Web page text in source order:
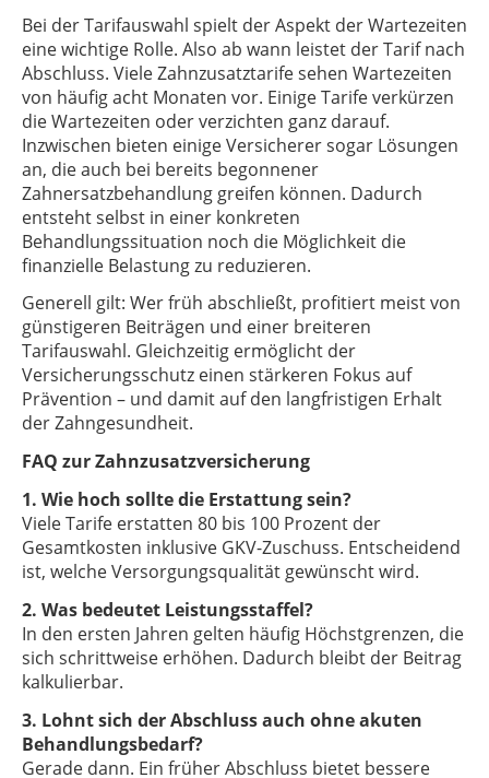
Bei der Tarifauswahl spielt der Aspekt der Wartezeiten
eine wichtige Rolle. Also ab wann leistet der Tarif nach
Abschluss. Viele Zahnzusatztarife sehen Wartezeiten
von häufig acht Monaten vor. Einige Tarife verkürzen
die Wartezeiten oder verzichten ganz darauf.
Inzwischen bieten einige Versicherer sogar Lösungen
an, die auch bei bereits begonnener
Zahnersatzbehandlung greifen können. Dadurch
entsteht selbst in einer konkreten
Behandlungssituation noch die Möglichkeit die
finanzielle Belastung zu reduzieren.
Generell gilt: Wer früh abschließt, profitiert meist von
günstigeren Beiträgen und einer breiteren
Tarifauswahl. Gleichzeitig ermöglicht der
Versicherungsschutz einen stärkeren Fokus auf
Prävention – und damit auf den langfristigen Erhalt
der Zahngesundheit.
FAQ zur Zahnzusatzversicherung
1. Wie hoch sollte die Erstattung sein?
Viele Tarife erstatten 80 bis 100 Prozent der
Gesamtkosten inklusive GKV-Zuschuss. Entscheidend
ist, welche Versorgungsqualität gewünscht wird.
2. Was bedeutet Leistungsstaffel?
In den ersten Jahren gelten häufig Höchstgrenzen, die
sich schrittweise erhöhen. Dadurch bleibt der Beitrag
kalkulierbar.
3. Lohnt sich der Abschluss auch ohne akuten
Behandlungsbedarf?
Gerade dann. Ein früher Abschluss bietet bessere